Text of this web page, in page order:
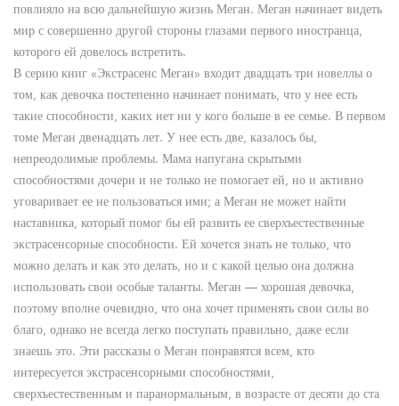
повлияло на всю дальнейшую жизнь Меган. Меган начинает видеть
мир с совершенно другой стороны глазами первого иностранца,
которого ей довелось встретить.
В серию книг «Экстрасенс Меган» входит двадцать три новеллы о
том, как девочка постепенно начинает понимать, что у нее есть
такие способности, каких нет ни у кого больше в ее семье. В первом
томе Меган двенадцать лет. У нее есть две, казалось бы,
непреодолимые проблемы. Мама напугана скрытыми
способностями дочери и не только не помогает ей, но и активно
уговаривает ее не пользоваться ими; а Меган не может найти
наставника, который помог бы ей развить ее сверхъестественные
экстрасенсорные способности. Ей хочется знать не только, что
можно делать и как это делать, но и с какой целью она должна
использовать свои особые таланты. Меган — хорошая девочка,
поэтому вполне очевидно, что она хочет применять свои силы во
благо, однако не всегда легко поступать правильно, даже если
знаешь это. Эти рассказы о Меган понравятся всем, кто
интересуется экстрасенсорными способностями,
сверхъестественным и паранормальным, в возрасте от десяти до ста